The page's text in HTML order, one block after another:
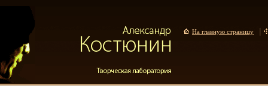
На главную страницу |